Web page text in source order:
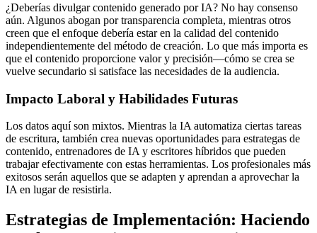
¿Deberías divulgar contenido generado por IA? No hay consenso
aún. Algunos abogan por transparencia completa, mientras otros
creen que el enfoque debería estar en la calidad del contenido
independientemente del método de creación. Lo que más importa es
que el contenido proporcione valor y precisión—cómo se crea se
vuelve secundario si satisface las necesidades de la audiencia.
Impacto Laboral y Habilidades Futuras
Los datos aquí son mixtos. Mientras la IA automatiza ciertas tareas
de escritura, también crea nuevas oportunidades para estrategas de
contenido, entrenadores de IA y escritores híbridos que pueden
trabajar efectivamente con estas herramientas. Los profesionales más
exitosos serán aquellos que se adapten y aprendan a aprovechar la
IA en lugar de resistirla.
Estrategias de Implementación: Haciendo